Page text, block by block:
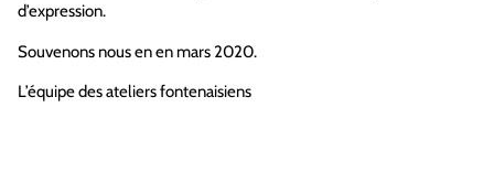
d’expression.
Souvenons nous en en mars 2020.
L’équipe des ateliers fontenaisiens